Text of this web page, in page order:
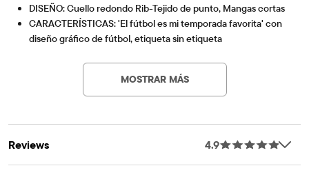
DISEÑO: Cuello redondo Rib-Tejido de punto, Mangas cortas
CARACTERÍSTICAS: 'El fútbol es mi temporada favorita' con
diseño gráfico de fútbol, etiqueta sin etiqueta
asociarnos con Better Cotton para mejorar el cultivo de
algodón a nivel mundial. Cuando nos compras estilos de
algodón, estás ayudando a apoyar el cultivo de algodón
MOSTRAR MÁS
Reviews 4.9